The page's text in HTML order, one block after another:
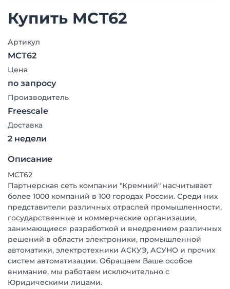
Купить MCT62
Артикул
MCT62
Цена
по запросу
Производитель
Freescale
Доставка
2 недели
Описание
MCT62
Партнерская сеть компании "Кремний" насчитывает
более 1000 компаний в 100 городах России. Среди них
представители различных отраслей промышленности,
государственные и коммерческие организации,
занимающиеся разработкой и внедрением различных
решений в области электроники, промышленной
автоматики, электротехники АСКУЭ, АСУНО и прочих
систем автоматизации. Обращаем Ваше особое
внимание, мы работаем исключительно с
Юридическими лицами.